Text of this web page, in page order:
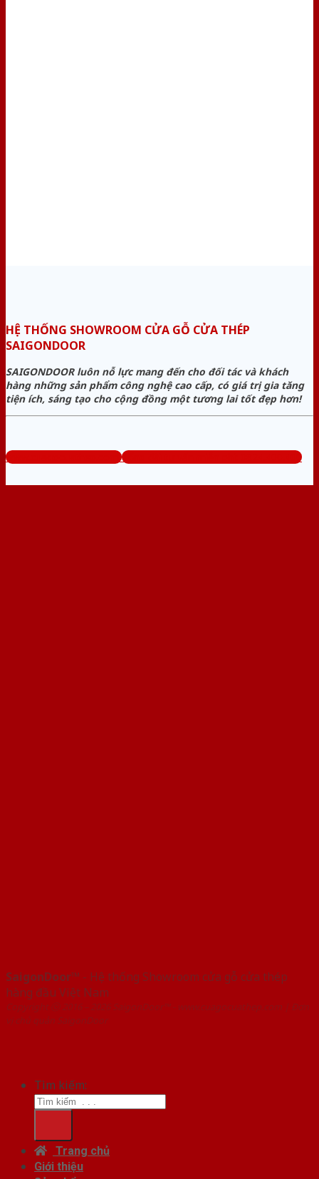
HỆ THỐNG SHOWROOM CỬA GỖ CỬA THÉP
SAIGONDOOR
SAIGONDOOR luôn nỗ lực mang đến cho đối tác và khách
hàng những sản phẩm công nghệ cao cấp, có giá trị gia tăng
tiện ích, sáng tạo cho cộng đồng một tương lai tốt đẹp hơn!
www.cuagocuathep.com Tổng đài tư vấn miễn phí: 0824.400.400
SaigonDoor™ - Hệ thống Showroom cửa gỗ cửa thép
hàng đầu Việt Nam
Copyright ⓒ 2016 – 2026 SaigonDoor™ - www.cuagocuathep.com | Đơn
vị chủ quản SaigonDoor
Tìm kiếm:
Trang chủ
Giới thiệu